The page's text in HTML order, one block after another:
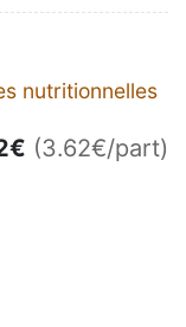
nutritionnelles
€ (3.62€/part)